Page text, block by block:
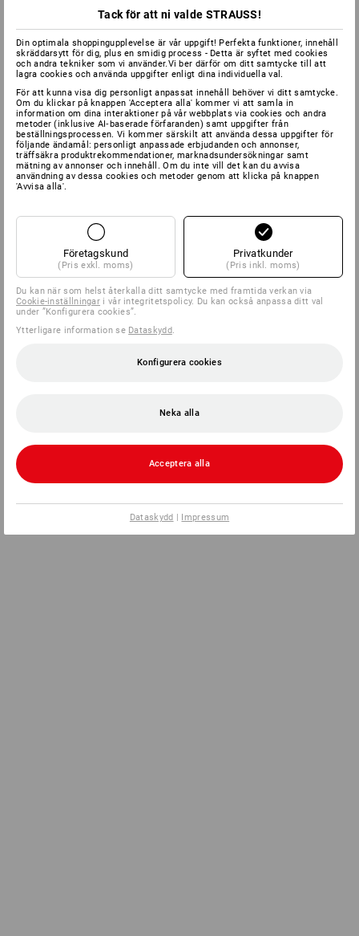
Tack för att ni valde STRAUSS!
Din optimala shoppingupplevelse är vår uppgift! Perfekta funktioner, innehåll
skräddarsytt för dig, plus en smidig process - Detta är syftet med cookies
och andra tekniker som vi använder.Vi ber därför om ditt samtycke till att
lagra cookies och använda uppgifter enligt dina individuella val.
För att kunna visa dig personligt anpassat innehåll behöver vi ditt samtycke.
Om du klickar på knappen 'Acceptera alla' kommer vi att samla in
information om dina interaktioner på vår webbplats via cookies och andra
metoder (inklusive AI‑baserade förfaranden) samt uppgifter från
beställningsprocessen. Vi kommer särskilt att använda dessa uppgifter för
följande ändamål: personligt anpassade erbjudanden och annonser,
träffsäkra produktrekommendationer, marknadsundersökningar samt
mätning av annonser och innehåll. Om du inte vill det kan du avvisa
användning av dessa cookies och metoder genom att klicka på knappen
'Avvisa alla'.
Företagskund
(Pris exkl. moms)
Privatkunder
(Pris inkl. moms)
Du kan när som helst återkalla ditt samtycke med framtida verkan via
Cookie-inställningar i vår integritetspolicy. Du kan också anpassa ditt val
under ”Konfigurera cookies”.
Ytterligare information se Dataskydd.
Konfigurera cookies
Neka alla
Acceptera alla
Dataskydd | Impressum